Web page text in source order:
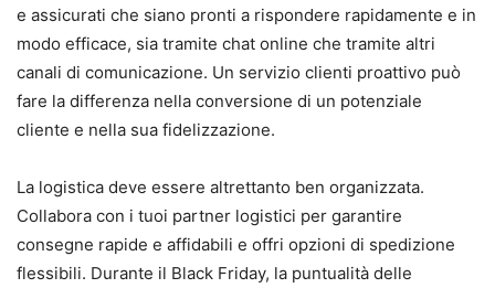
e assicurati che siano pronti a rispondere rapidamente e in
modo efficace, sia tramite chat online che tramite altri
canali di comunicazione. Un servizio clienti proattivo può
fare la differenza nella conversione di un potenziale
cliente e nella sua fidelizzazione.
La logistica deve essere altrettanto ben organizzata.
Collabora con i tuoi partner logistici per garantire
consegne rapide e affidabili e offri opzioni di spedizione
flessibili. Durante il Black Friday, la puntualità delle